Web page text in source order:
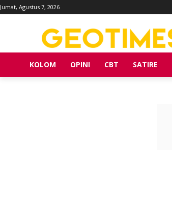
Jumat, Agustus 7, 2026
KOLOM OPINI CBT SATIRE